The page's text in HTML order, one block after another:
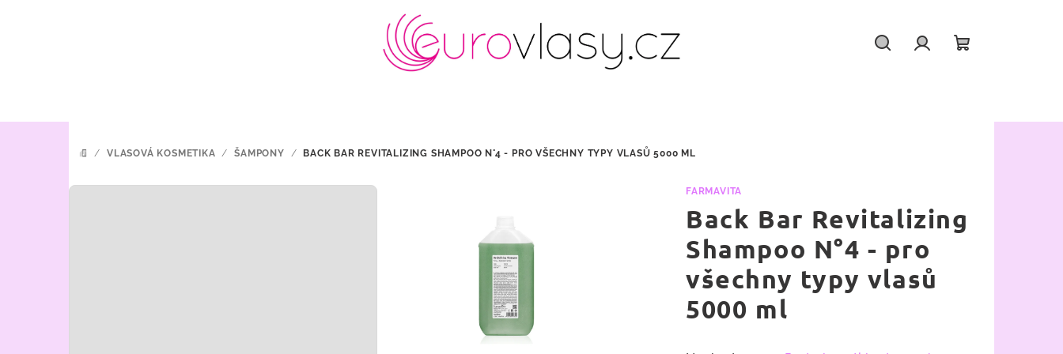
DOMŮ
/ VLASOVÁ KOSMETIKA / ŠAMPONY / BACK BAR REVITALIZING SHAMPOO N°4 - PRO VŠECHNY TYPY VLASŮ 5000 ML
P
FARMAVITA
Back Bar Revitalizing
Shampoo N°4 - pro
všechny typy vlasů
5000 ml